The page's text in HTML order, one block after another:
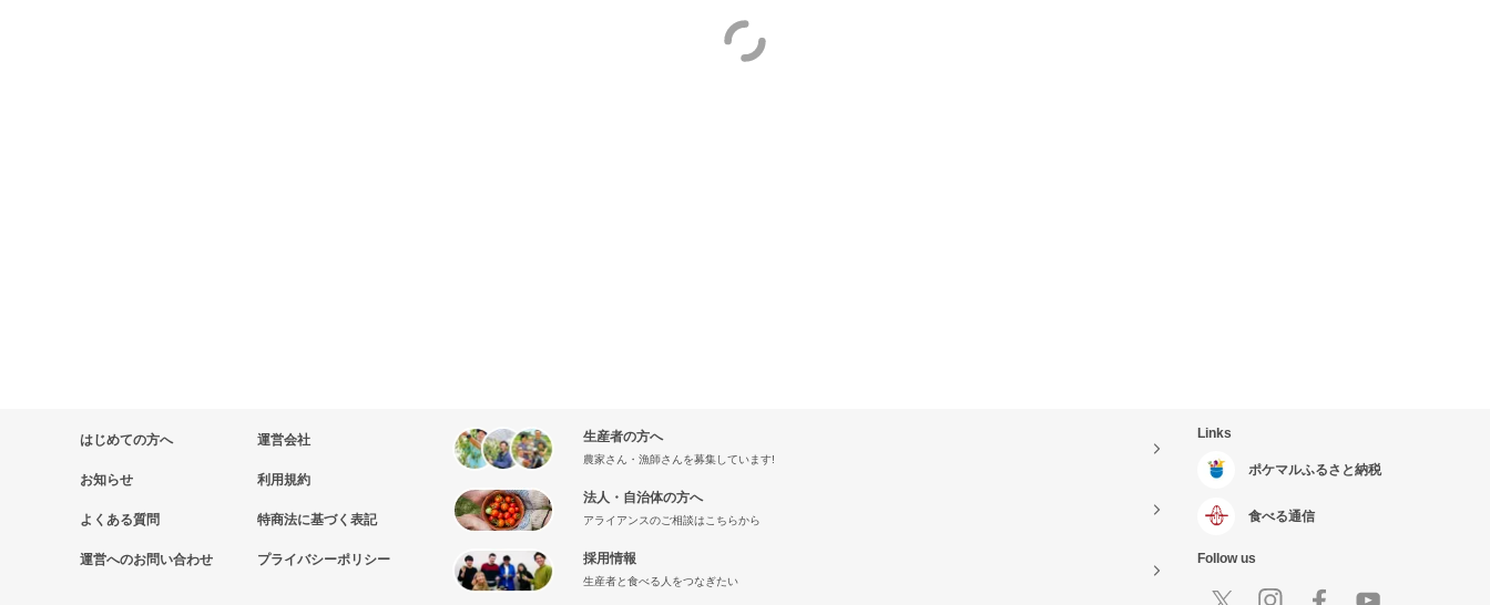
はじめての方へ
お知らせ
よくある質問
運営へのお問い合わせ
運営会社
利用規約
特商法に基づく表記
プライバシーポリシー
生産者の方へ
農家さん・漁師さんを募集しています!
法人・自治体の方へ
アライアンスのご相談はこちらから
採用情報
生産者と食べる人をつなぎたい
Links
ポケマルふるさと納税
食べる通信
Follow us